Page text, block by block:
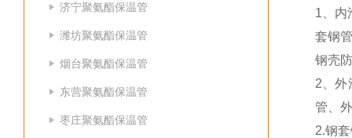
济宁聚氨酯保温管
潍坊聚氨酯保温管
烟台聚氨酯保温管
东营聚氨酯保温管
枣庄聚氨酯保温管
1、内
套钢
钢壳
2、外
管、
2.钢